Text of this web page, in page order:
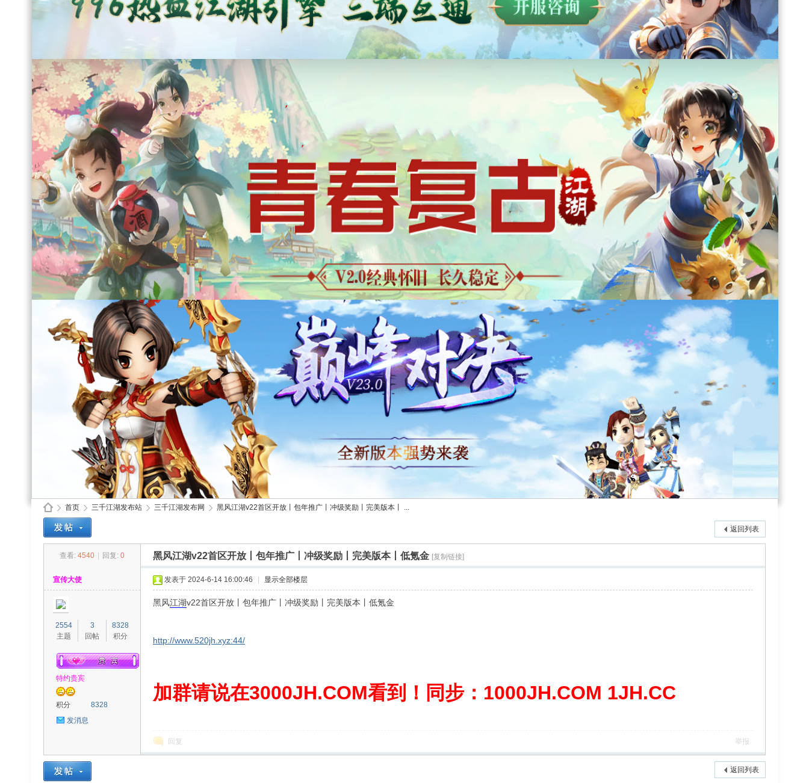
首页
›
三千江湖发布站 三千江湖发布网
›
黑风江湖v22首区开放丨包年推广丨冲级奖励丨完美版本丨 ...
返回列表
查看: 4540 回复: 0 黑风江湖v22首区开放丨包年推广丨冲级奖励丨完美版本丨低氪金 [复制链接]
宣传大使
2554
主题
3
回帖
8328
积分
特约贵宾
积分
8328
发消息
发表于 2024-6-14 16:00:46 显示全部楼层
黑风江湖v22首区开放丨包年推广丨冲级奖励丨完美版本丨低氪金
http://www.520jh.xyz:44/
加群请说在3000JH.COM看到！同步：1000JH.COM 1JH.CC
回复 举报
返回列表